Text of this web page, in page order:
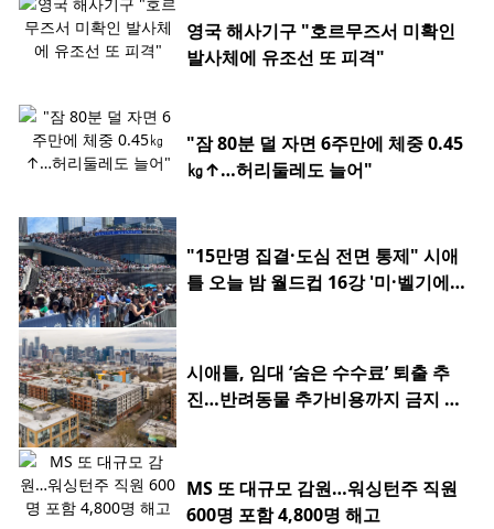
영국 해사기구 "호르무즈서 미확인
발사체에 유조선 또 피격"
"잠 80분 덜 자면 6주만에 체중 0.45
㎏↑…허리둘레도 늘어"
"15만명 집결·도심 전면 통제" 시애
틀 오늘 밤 월드컵 16강 '미·벨기에
시애틀, 임대 ‘숨은 수수료’ 퇴출 추
진…반려동물 추가비용까지 금지 검
MS 또 대규모 감원…워싱턴주 직원
600명 포함 4,800명 해고